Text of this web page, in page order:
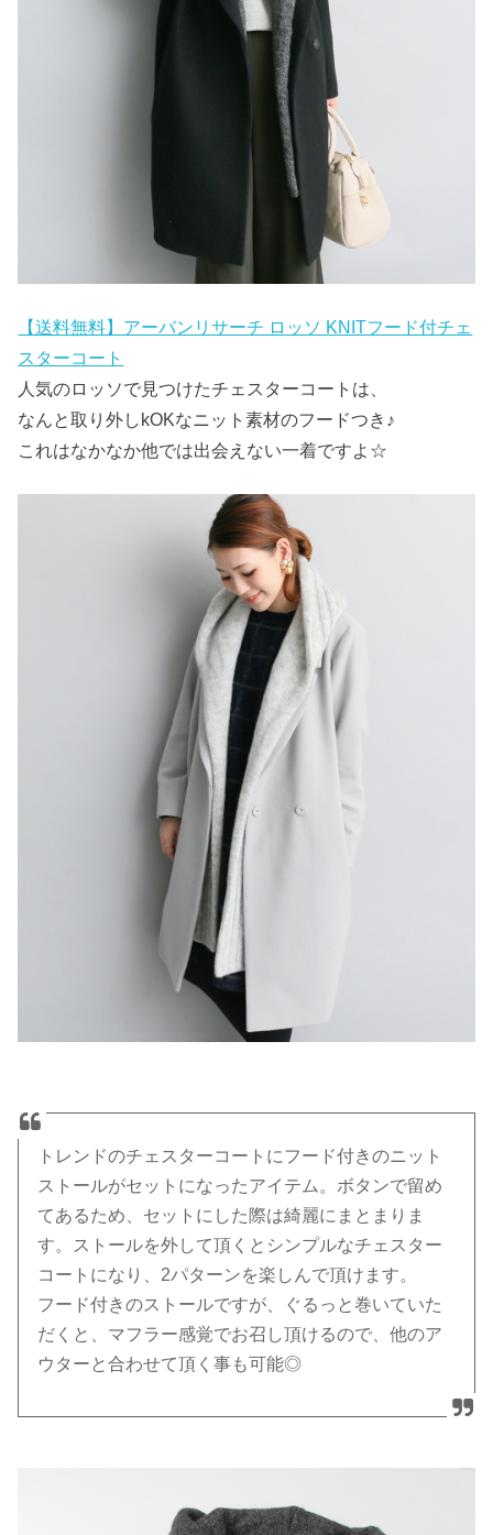
【送料無料】アーバンリサーチ ロッソ KNITフード付チェ
スターコート
人気のロッソで見つけたチェスターコートは、
なんと取り外しkOKなニット素材のフードつき♪
これはなかなか他では出会えない一着ですよ☆
トレンドのチェスターコートにフード付きのニット
ストールがセットになったアイテム。ボタンで留め
てあるため、セットにした際は綺麗にまとまりま
す。ストールを外して頂くとシンプルなチェスター
コートになり、2パターンを楽しんで頂けます。
フード付きのストールですが、ぐるっと巻いていた
だくと、マフラー感覚でお召し頂けるので、他のア
ウターと合わせて頂く事も可能◎